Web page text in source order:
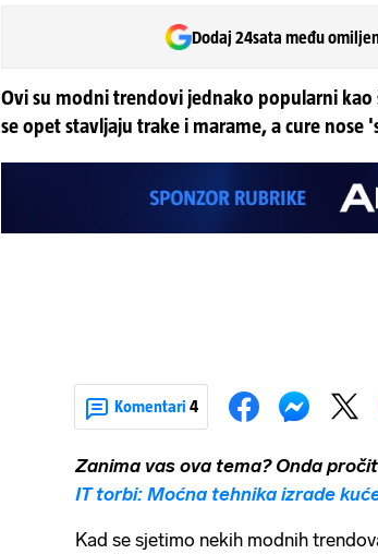
Dodaj 24sata među
Ovi su modni trendovi jednako popularni
se opet stavljaju trake i marame, a cure nose
Komentari 4
Zanima vas ova tema? Onda
IT torbi: Moćna tehnika izrade
Kad se sjetimo nekih modnih